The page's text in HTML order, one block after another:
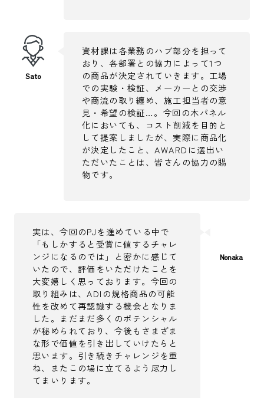
資材課は各業務のハブ部分を担って
おり、各部署との協力によって1つ
の商品が決定されていきます。工場
での実験・検証、メーカーとの交渉
や商流の取り纏め、施工担当者の意
見・希望の検証…。今回の木パネル
化においても、コスト削減を目的と
して提案しましたが、実際に商品化
が決定したこと、AWARDに選出い
ただいたことは、皆さんの協力の賜
物です。
実は、今回のPJを進めている中で
「もしかすると受賞に値するチャレ
ンジになるのでは」と密かに感じて
いたので、評価をいただけたことを
大変嬉しく思っております。今回の
取り組みは、ADIの規格商品の可能
性を改めて再認識する機会となりま
した。まだまだ多くのポテンシャル
が秘められており、今後もさまざま
な形で価値を引き出していけたらと
思います。引き続きチャレンジを重
ね、またこの場に立てるよう尽力し
てまいります。